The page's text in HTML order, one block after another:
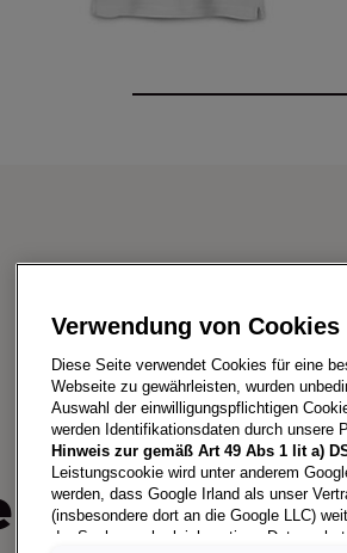
Produkte
Verwendung von Cookies
Diese Seite verwendet Cookies für eine
Webseite zu gewährleisten, wurden
Auswahl der einwilligungspflichtigen
werden Identifikationsdaten durch unsere
Hinweis zur gemäß Art 49 Abs 1 lit a)
Leistungscookie wird unter anderem
werden, dass Google Irland als unser
(insbesondere dort an die Google LLC)
der Sache nach gleichwertiges